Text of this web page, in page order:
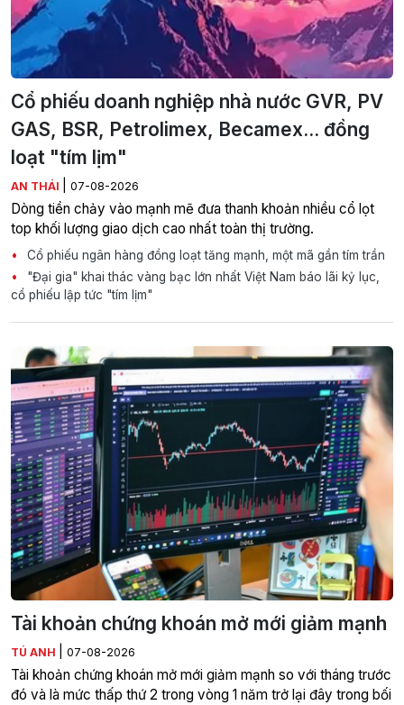
Cổ phiếu doanh nghiệp nhà nước GVR, PV
GAS, BSR, Petrolimex, Becamex... đồng
loạt "tím lịm"
AN THÁI 07-08-2026
Dòng tiền chảy vào mạnh mẽ đưa thanh khoản nhiều cổ lọt
top khối lượng giao dịch cao nhất toàn thị trường.
Cổ phiếu ngân hàng đồng loạt tăng mạnh, một mã gần tím trần
"Đại gia" khai thác vàng bạc lớn nhất Việt Nam báo lãi kỷ lục,
cổ phiếu lập tức "tím lịm"
Tài khoản chứng khoán mở mới giảm mạnh
TÚ ANH 07-08-2026
Tài khoản chứng khoán mở mới giảm mạnh so với tháng trước
đó và là mức thấp thứ 2 trong vòng 1 năm trở lại đây trong bối